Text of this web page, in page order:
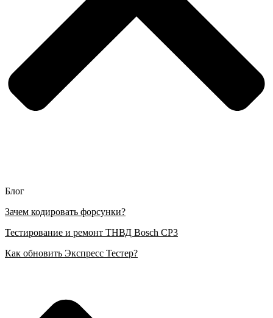
Блог
Зачем кодировать форсунки?
Тестирование и ремонт ТНВД Bosch CP3
Как обновить Экспресс Тестер?